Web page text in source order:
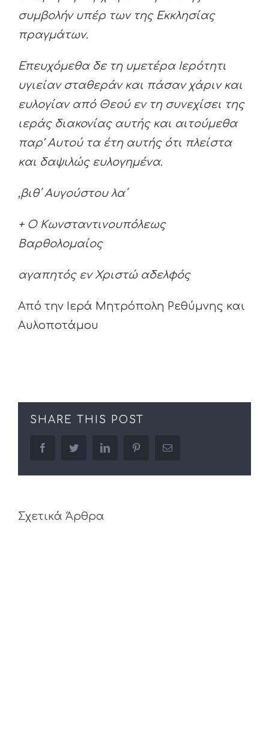
συμβολήν υπέρ των της Εκκλησίας
πραγμάτων.
Επευχόμεθα δε τη υμετέρα Ιερότητι
υγιείαν σταθεράν και πάσαν χάριν και
ευλογίαν από Θεού εν τη συνεχίσει της
ιεράς διακονίας αυτής και αιτούμεθα
παρ’ Αυτού τα έτη αυτής ότι πλείστα
και δαψιλώς ευλογημένα.
,βιθ΄ Αυγούστου λα΄
+ Ο Κωνσταντινουπόλεως
Βαρθολομαίος
αγαπητός εν Χριστώ αδελφός
Από την Ιερά Μητρόπολη Ρεθύμνης και
Αυλοποτάμου
SHARE THIS POST
facebooktwitter linkedin pinterestEmail
Σχετικά Άρθρα